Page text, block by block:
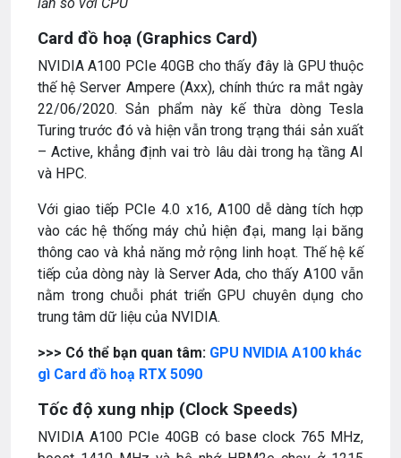
lần so với CPU
Card đồ hoạ (Graphics Card)
NVIDIA A100 PCIe 40GB cho thấy đây là GPU thuộc
thế hệ Server Ampere (Axx), chính thức ra mắt ngày
22/06/2020. Sản phẩm này kế thừa dòng Tesla
Turing trước đó và hiện vẫn trong trạng thái sản xuất
– Active, khẳng định vai trò lâu dài trong hạ tầng AI
và HPC.
Với giao tiếp PCIe 4.0 x16, A100 dễ dàng tích hợp
vào các hệ thống máy chủ hiện đại, mang lại băng
thông cao và khả năng mở rộng linh hoạt. Thế hệ kế
tiếp của dòng này là Server Ada, cho thấy A100 vẫn
nằm trong chuỗi phát triển GPU chuyên dụng cho
trung tâm dữ liệu của NVIDIA.
>>> Có thể bạn quan tâm: GPU NVIDIA A100 khác
gì Card đồ hoạ RTX 5090
Tốc độ xung nhịp (Clock Speeds)
NVIDIA A100 PCIe 40GB có base clock 765 MHz,